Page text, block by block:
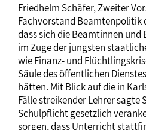
Friedhelm Schäfer, Zweiter
Fachvorstand Beamtenpolitik
dass sich die Beamtinnen und
im Zuge der jüngsten
wie Finanz- und
Säule des öffentlichen
hätten. Mit Blick auf die in
Fälle streikender Lehrer sagte
Schulpflicht gesetzlich
sorgen, dass Unterricht